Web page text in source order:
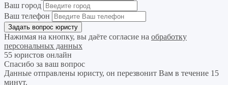
Ваш город
Ваш телефон
Нажимая на кнопку, вы даёте согласие на обработку
персональных данных
55 юристов онлайн
Спасибо за ваш вопрос
Данные отправлены юристу, он перезвонит Вам в течение 15
минут.